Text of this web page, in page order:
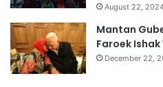
August 22,
Mantan
Faroek
December 22,